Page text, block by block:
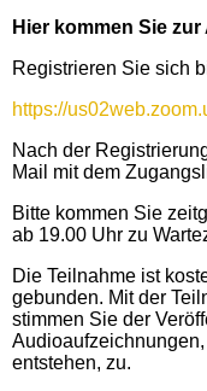
Hier kommen Sie
Registrieren Sie sich
https://
Nach der
Mail mit dem
Bitte kommen Sie
ab 19.00 Uhr zu
Die Teilnahme ist
gebunden. Mit der
stimmen Sie der
entstehen, zu.